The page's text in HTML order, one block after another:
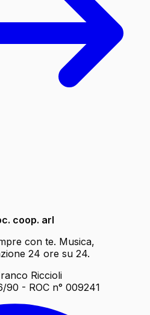
coop. arl
con te. Musica,
24 ore su 24.
Riccioli
90 - ROC n° 009241